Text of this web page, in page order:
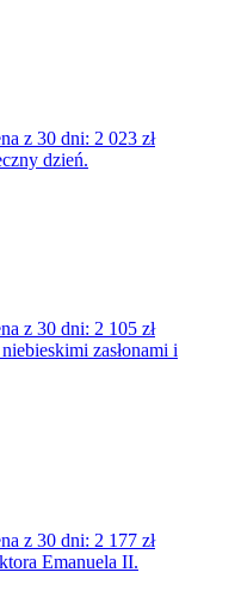
z 30 dni: 2 023 zł
z 30 dni: 2 105 zł
z 30 dni: 2 177 zł